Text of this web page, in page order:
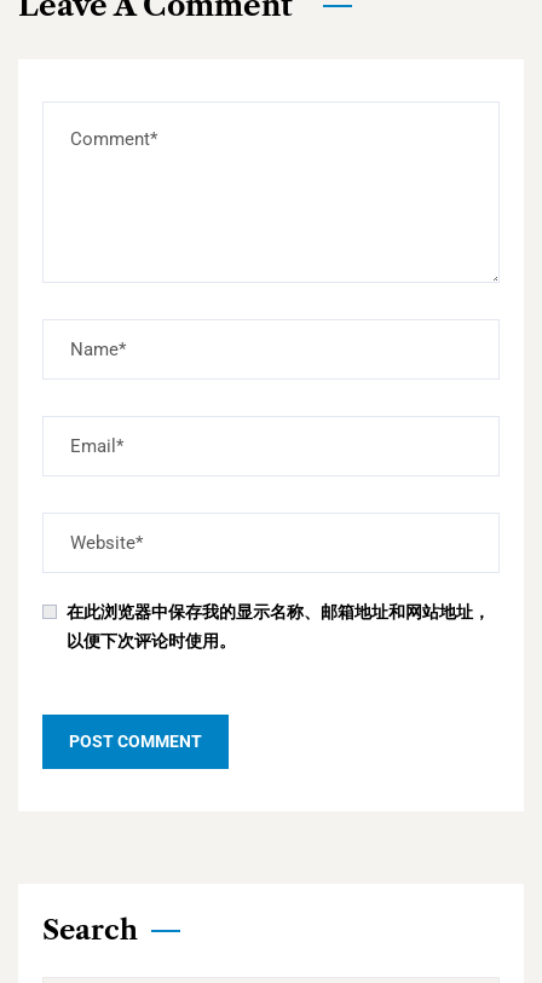
在此浏览器中保存我的显示名称、邮箱地址和网站地址，
以便下次评论时使用。
Search